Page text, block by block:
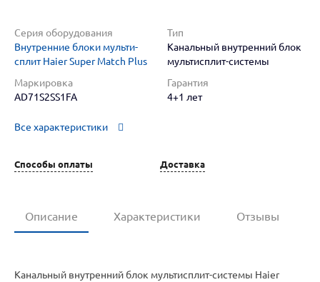
Серия оборудования
Внутренние блоки мульти-
сплит Haier Super Match Plus
Тип
Канальный внутренний блок
мультисплит-системы
Маркировка
AD71S2SS1FA
Гарантия
4+1 лет
Все характеристики
Способы оплаты Доставка
Описание Характеристики Отзывы
Канальный внутренний блок мультисплит-системы Haier